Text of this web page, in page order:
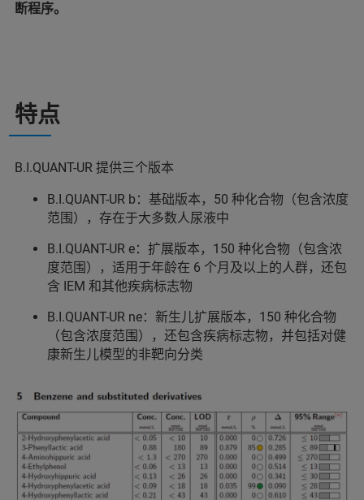
断程序。
特点
B.I.QUANT-UR 提供三个版本
B.I.QUANT-UR b：基础版本，50 种化合物（包含浓度
范围），存在于大多数人尿液中
B.I.QUANT-UR e：扩展版本，150 种化合物（包含浓
度范围），适用于年龄在 6 个月及以上的人群，还包
含 IEM 和其他疾病标志物
B.I.QUANT-UR ne：新生儿扩展版本，150 种化合物
（包含浓度范围），还包含疾病标志物，并包括对健
康新生儿模型的非靶向分类